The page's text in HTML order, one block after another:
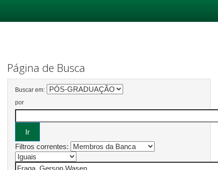
Página de Busca
Buscar em:
por
Filtros correntes: